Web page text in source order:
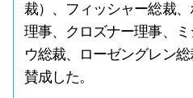
裁）、フィッシャー総裁
理事、クロズナー理事、
ウ総裁、ローゼングレン
賛成した。